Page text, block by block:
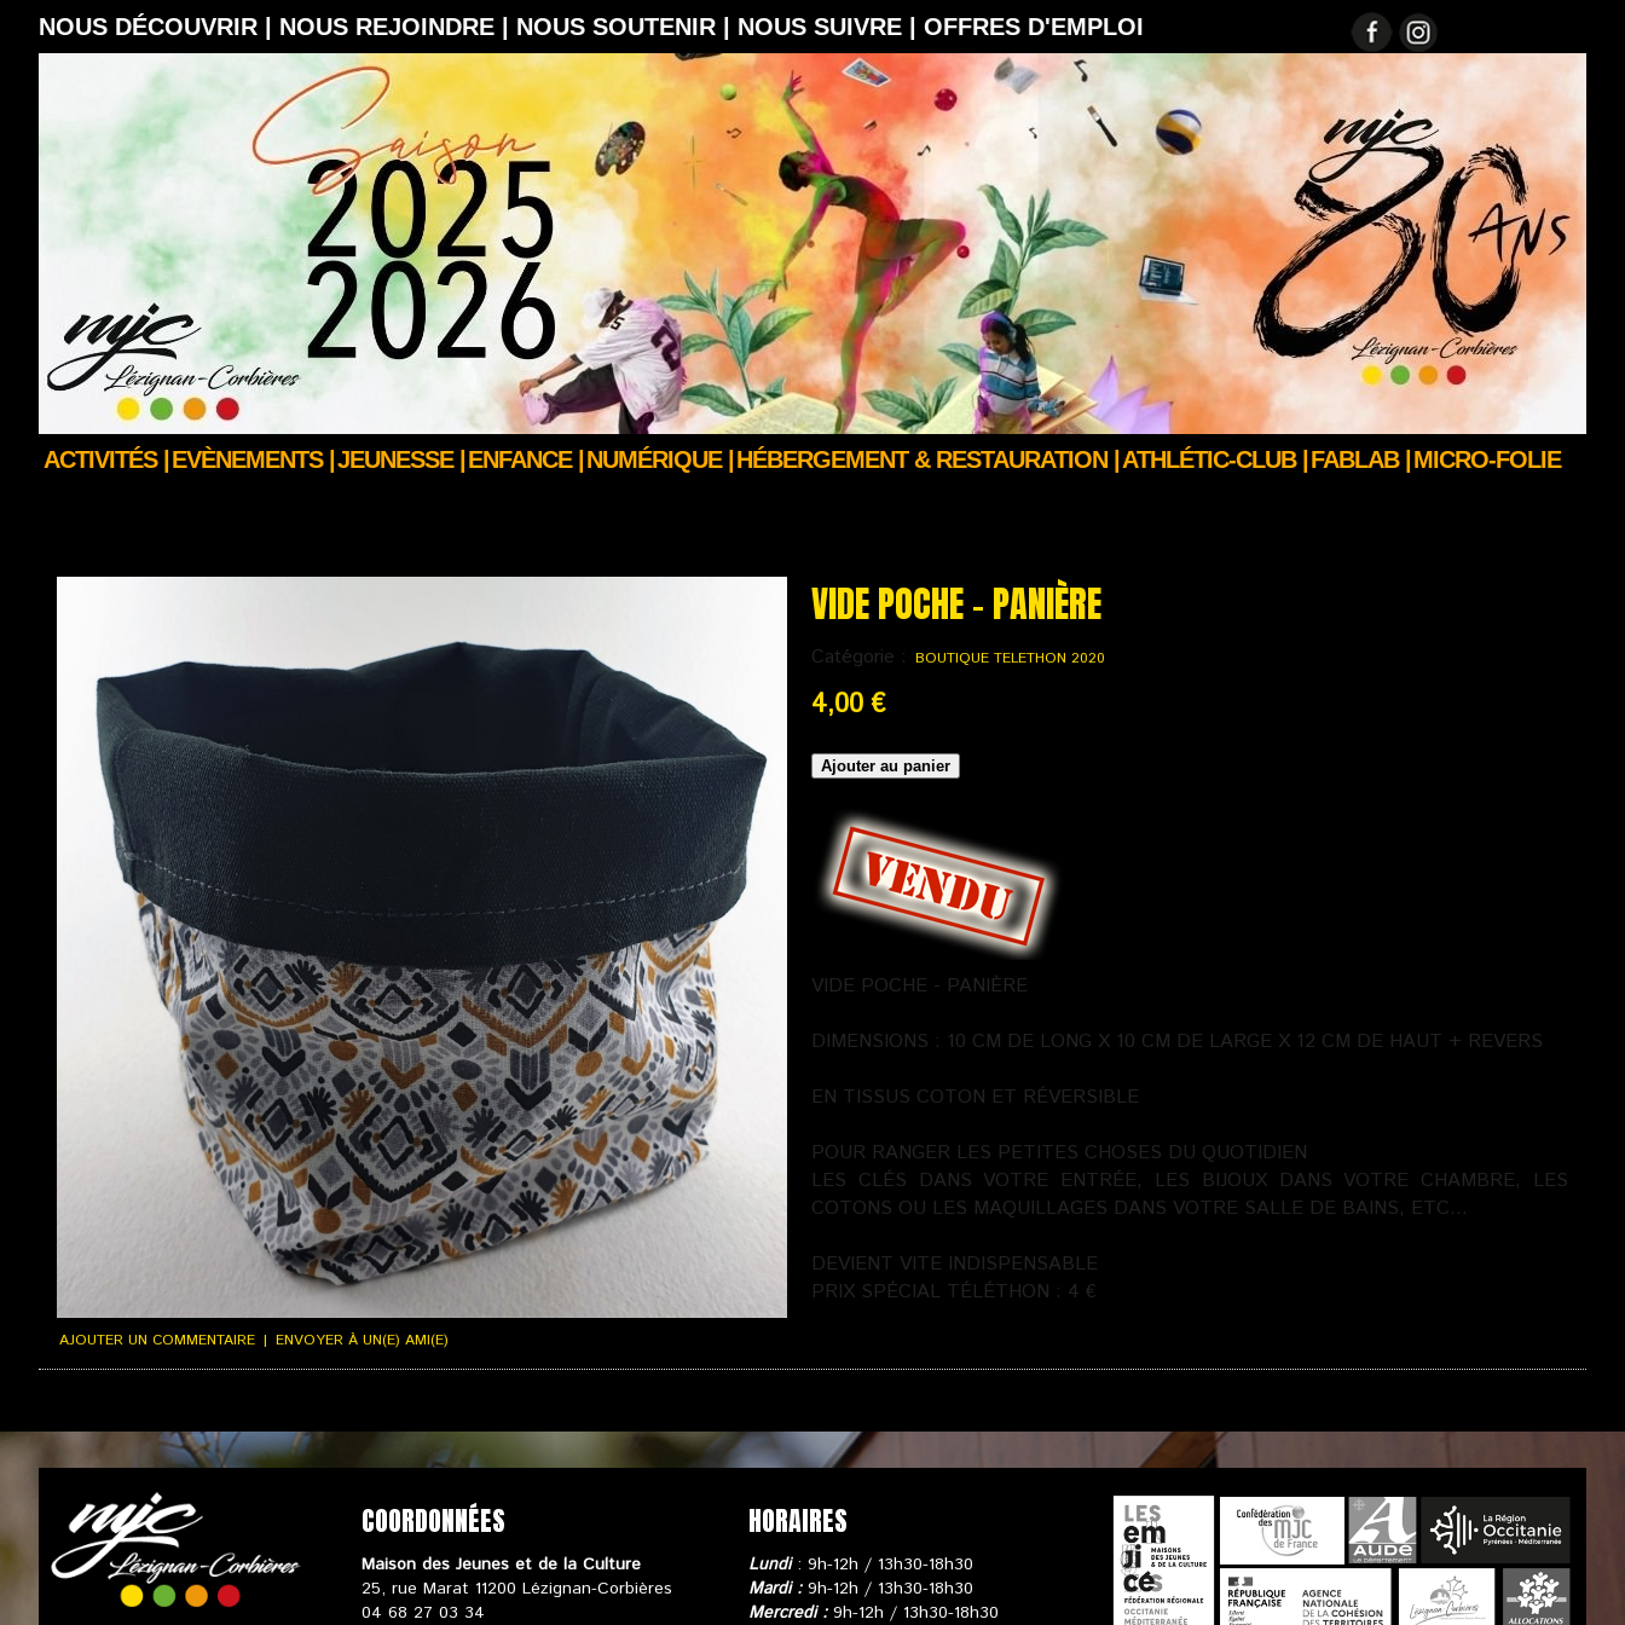
NOUS DÉCOUVRIR | NOUS REJOINDRE | NOUS SOUTENIR | NOUS SUIVRE | OFFRES D'EMPLOI
ACTIVITÉS | EVÈNEMENTS | JEUNESSE | ENFANCE | NUMÉRIQUE | HÉBERGEMENT & RESTAURATION | ATHLÉTIC-CLUB | FABLAB | MICRO-FOLIE
AJOUTER UN COMMENTAIRE | ENVOYER À UN(E) AMI(E)
VIDE POCHE - PANIÈRE
Catégorie : BOUTIQUE TELETHON 2020
4,00 €
VIDE POCHE - PANIÈRE
DIMENSIONS : 10 CM DE LONG X 10 CM DE LARGE X 12 CM DE HAUT + REVERS
EN TISSUS COTON ET RÉVERSIBLE
POUR RANGER LES PETITES CHOSES DU QUOTIDIEN
LES CLÉS DANS VOTRE ENTRÉE, LES BIJOUX DANS VOTRE CHAMBRE, LES
COTONS OU LES MAQUILLAGES DANS VOTRE SALLE DE BAINS, ETC…
DEVIENT VITE INDISPENSABLE
PRIX SPÉCIAL TÉLÉTHON : 4 €
COORDONNÉES
Maison des Jeunes et de la Culture
25, rue Marat 11200 Lézignan-Corbières
04 68 27 03 34
HORAIRES
Lundi: 9h-12h / 13h30-18h30
Mardi :9h-12h / 13h30-18h30
Mercredi :9h-12h / 13h30-18h30